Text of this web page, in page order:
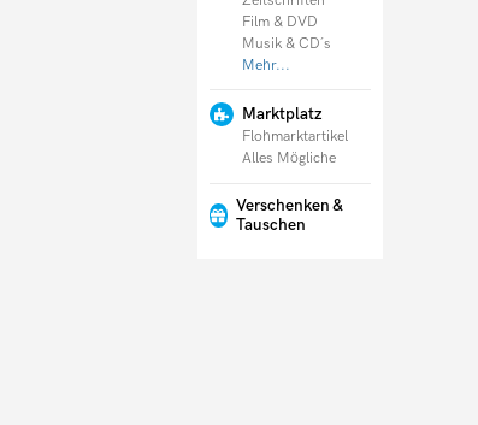
Film & DVD
Musik & CD´s
Mehr...
Marktplatz
Flohmarktartikel
Alles Mögliche
Verschenken &
Tauschen